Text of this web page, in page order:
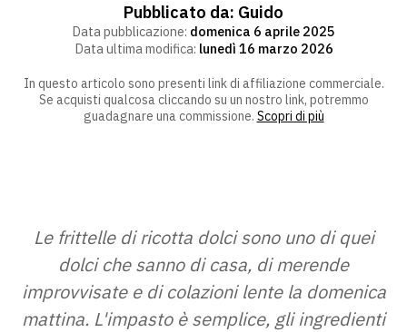
Pubblicato da: Guido
Data pubblicazione: domenica 6 aprile 2025
Data ultima modifica: lunedì 16 marzo 2026
In questo articolo sono presenti link di affiliazione commerciale.
Se acquisti qualcosa cliccando su un nostro link, potremmo
guadagnare una commissione. Scopri di più
Le frittelle di ricotta dolci sono uno di quei
dolci che sanno di casa, di merende
improvvisate e di colazioni lente la domenica
mattina. L'impasto è semplice, gli ingredienti